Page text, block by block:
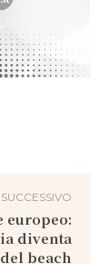
europeo:
diventa
beach